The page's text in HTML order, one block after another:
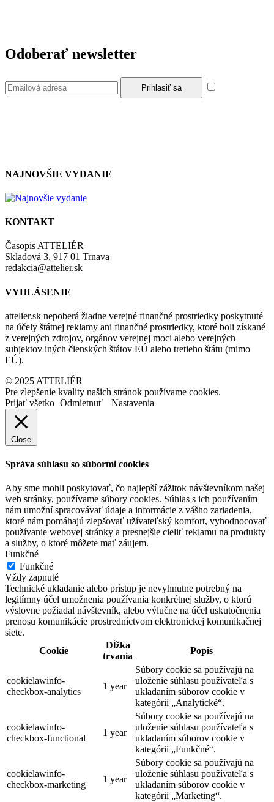
Odoberať newsletter
NAJNOVŠIE VYDANIE
KONTAKT
Časopis ATTELIÉR
Skladová 3, 917 01 Trnava
redakcia@attelier.sk
VYHLÁSENIE
attelier.sk nepoberá žiadne verejné finančné prostriedky poskytnuté
na účely štátnej reklamy ani finančné prostriedky, ktoré boli získané
z verejných zdrojov, orgánov verejnej moci alebo verejných
subjektov iných členských štátov EÚ alebo tretieho štátu (mimo
EÚ).
© 2025 ATTELIÉR
Pre zlepšenie kvality našich stránok používame cookies.
Prijať všetko Odmietnuť Nastavenia
Close
Správa súhlasu so súbormi cookies
Aby sme mohli poskytovať, čo najlepší zážitok návštevníkom našej
web stránky, používame súbory cookies. Súhlas s ich používaním
nám umožní spracovávať údaje a informácie z vášho zariadenia,
ktoré nám pomáhajú zlepšovať užívateľský komfort, vyhodnocovať
používanie webovej stránky a presnejšie cieliť reklamu na produkty
a služby, o ktoré môžete mať záujem.
Funkčné
Funkčné
Vždy zapnuté
Technické ukladanie alebo prístup je nevyhnutne potrebný na
legitímny účel umožnenia používania konkrétnej služby, o ktorú
výslovne požiadal návštevník, alebo výlučne na účel uskutočnenia
prenosu komunikácie prostredníctvom elektronickej komunikačnej
siete.
Cookie
Dĺžka
trvania
Popis
cookielawinfo-
checkbox-analytics
1 year
Súbory cookie sa používajú na
uloženie súhlasu používateľa s
ukladaním súborov cookie v
kategórii „Analytické“.
cookielawinfo-
checkbox-functional
1 year
Súbory cookie sa používajú na
uloženie súhlasu používateľa s
ukladaním súborov cookie v
kategórii „Funkčné“.
cookielawinfo-
checkbox-marketing
1 year
Súbory cookie sa používajú na
uloženie súhlasu používateľa s
ukladaním súborov cookie v
kategórii „Marketing“.